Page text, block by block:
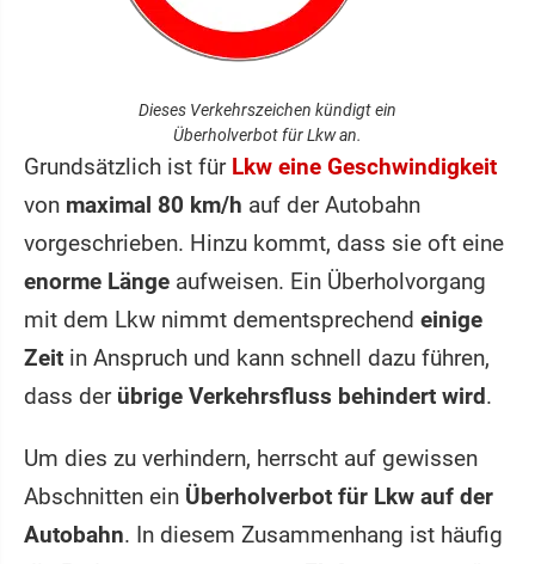
Dieses Verkehrszeichen kündigt ein
Überholverbot für Lkw an.
Grundsätzlich ist für Lkw eine Geschwindigkeit
von maximal 80 km/h auf der Autobahn
vorgeschrieben. Hinzu kommt, dass sie oft eine
enorme Länge aufweisen. Ein Überholvorgang
mit dem Lkw nimmt dementsprechend einige
Zeit in Anspruch und kann schnell dazu führen,
dass der übrige Verkehrsfluss behindert wird.
Um dies zu verhindern, herrscht auf gewissen
Abschnitten ein Überholverbot für Lkw auf der
Autobahn. In diesem Zusammenhang ist häufig